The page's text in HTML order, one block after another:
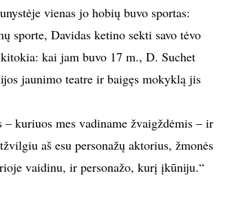
vienas jo hobių buvo sportas:
sporte, Davidas ketino sekti savo tėvo
kai jam buvo 17 m., D. Suchet
jaunimo teatre ir baigęs mokyklą jis
kuriuos mes vadiname žvaigždėmis – ir
aš esu personažų aktorius, žmonės
vaidinu, ir personažo, kurį įkūniju.“